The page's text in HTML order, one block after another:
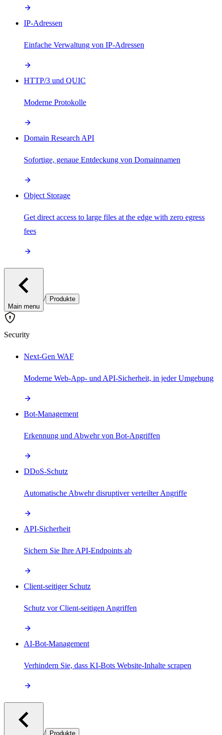
IP-Adressen
Einfache Verwaltung von IP-Adressen
HTTP/3 und QUIC
Moderne Protokolle
Domain Research API
Sofortige, genaue Entdeckung von Domainnamen
Object Storage
Get direct access to large files at the edge with zero egress
fees
Main menu
/ Produkte
Security
Next-Gen WAF
Moderne Web-App- und API-Sicherheit, in jeder Umgebung
Bot-Management
Erkennung und Abwehr von Bot-Angriffen
DDoS-Schutz
Automatische Abwehr disruptiver verteilter Angriffe
API-Sicherheit
Sichern Sie Ihre API-Endpoints ab
Client-seitiger Schutz
Schutz vor Client-seitigen Angriffen
AI-Bot-Management
Verhindern Sie, dass KI-Bots Website-Inhalte scrapen
/ Produkte